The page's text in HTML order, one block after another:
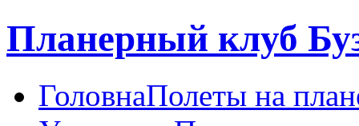
Планерный клуб
ГоловнаПолеты на